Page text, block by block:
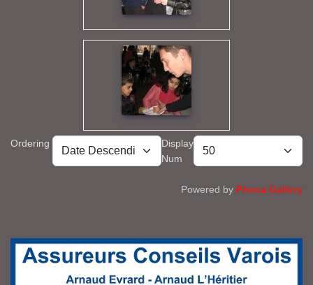
Ordering
Display
Num
Powered by Phoca Gallery